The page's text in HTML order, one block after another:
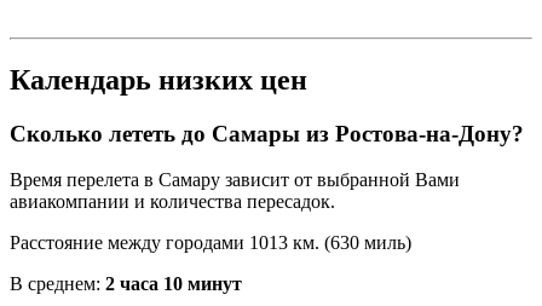
Календарь низких цен
Сколько лететь до Самары из Ростова-на-Дону?
Время перелета в Самару зависит от выбранной Вами
авиакомпании и количества пересадок.
Расстояние между городами 1013 км. (630 миль)
В среднем: 2 часа 10 минут